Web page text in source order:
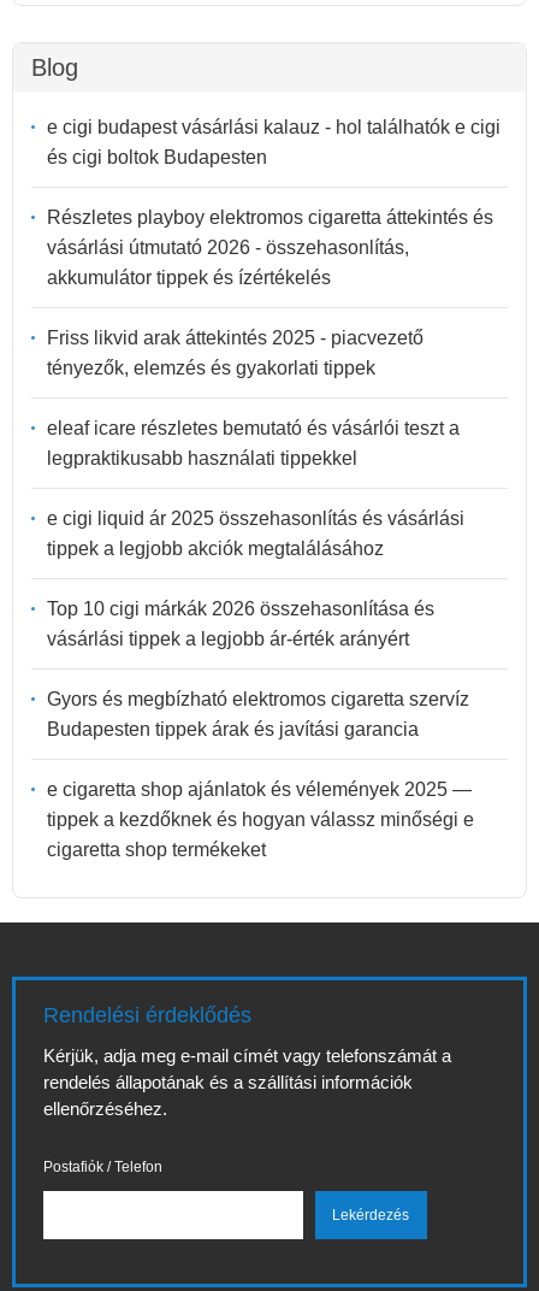
Blog
e cigi budapest vásárlási kalauz - hol találhatók e cigi
és cigi boltok Budapesten
Részletes playboy elektromos cigaretta áttekintés és
vásárlási útmutató 2026 - összehasonlítás,
akkumulátor tippek és ízértékelés
Friss likvid arak áttekintés 2025 - piacvezető
tényezők, elemzés és gyakorlati tippek
eleaf icare részletes bemutató és vásárlói teszt a
legpraktikusabb használati tippekkel
e cigi liquid ár 2025 összehasonlítás és vásárlási
tippek a legjobb akciók megtalálásához
Top 10 cigi márkák 2026 összehasonlítása és
vásárlási tippek a legjobb ár-érték arányért
Gyors és megbízható elektromos cigaretta szervíz
Budapesten tippek árak és javítási garancia
e cigaretta shop ajánlatok és vélemények 2025 —
tippek a kezdőknek és hogyan válassz minőségi e
cigaretta shop termékeket
Rendelési érdeklődés
Kérjük, adja meg e-mail címét vagy telefonszámát a
rendelés állapotának és a szállítási információk
ellenőrzéséhez.
Postafiók / Telefon